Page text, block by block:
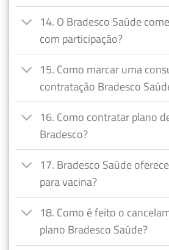
14. O Bradesco Saúde
com participação?
15. Como marcar uma
contratação Bradesco
16. Como contratar plano
Bradesco?
17. Bradesco Saúde
para vacina?
18. Como é feito o
plano Bradesco Saúde?